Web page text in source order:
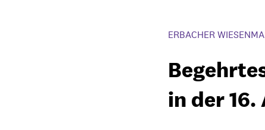
ERBACHER
in der 16.